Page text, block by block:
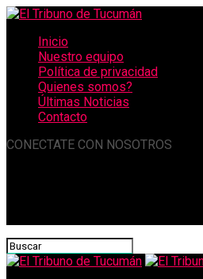
Inicio
Nuestro equipo
Política de privacidad
Quienes somos?
Últimas Noticias
Contacto
CONECTATE CON NOSOTROS